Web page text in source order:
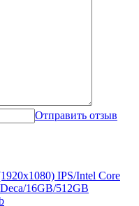
Отправить отзыв